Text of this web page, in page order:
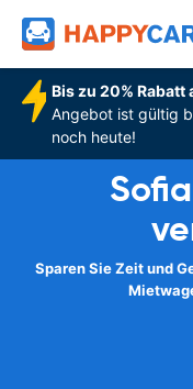
Bis zu 20%
Angebot ist gültig
noch heute!
Sparen Sie Zeit und